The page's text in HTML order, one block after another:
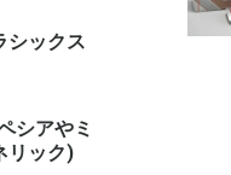
シックス
シアやミ
リック)